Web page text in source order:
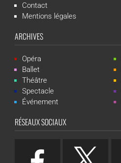
Contact
Mentions légales
ARCHIVES
Opéra
Ballet
Théâtre
Spectacle
Événement
RÉSEAUX SOCIAUX